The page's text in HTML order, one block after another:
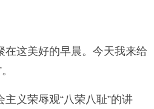
在这美好的早晨。今天我来给
义荣辱观“八荣八耻”的讲